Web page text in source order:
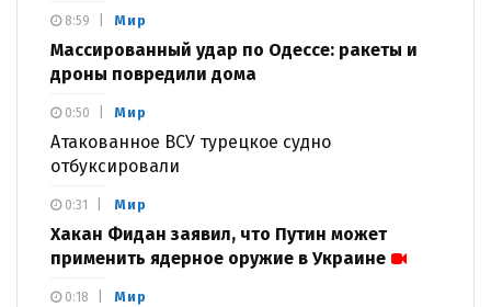
Мир
Массированный удар по Одессе: ракеты и
дроны повредили дома
8:59
Мир
Атакованное ВСУ турецкое судно
отбуксировали
0:50
Мир
Хакан Фидан заявил, что Путин может
применить ядерное оружие в Украине
0:31
Мир
0:18